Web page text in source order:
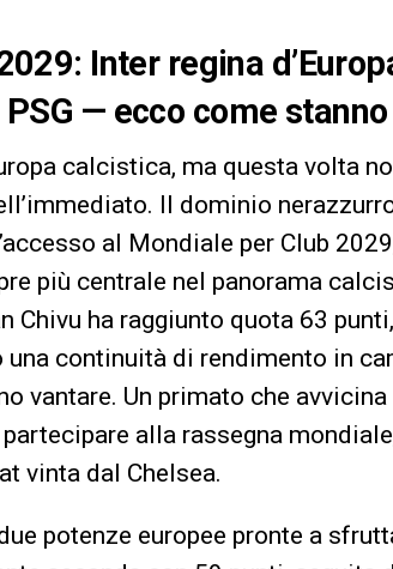
Inter regina
— ecco come
calcistica, ma questa volta
Il dominio
al Mondiale per Club
più centrale nel panorama
Chivu ha raggiunto quota 63
continuità di rendimento in
vantare. Un primato che
alla rassegna
vinta dal Chelsea.
potenze europee pronte a